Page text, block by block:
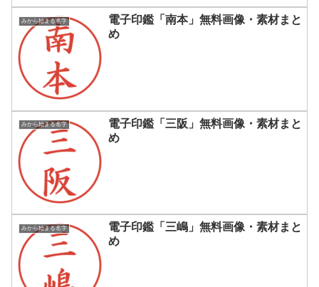
みから始まる名字
電子印鑑「南本」無料画像・素材まと
め
みから始まる名字
電子印鑑「三阪」無料画像・素材まと
め
みから始まる名字
電子印鑑「三嶋」無料画像・素材まと
め